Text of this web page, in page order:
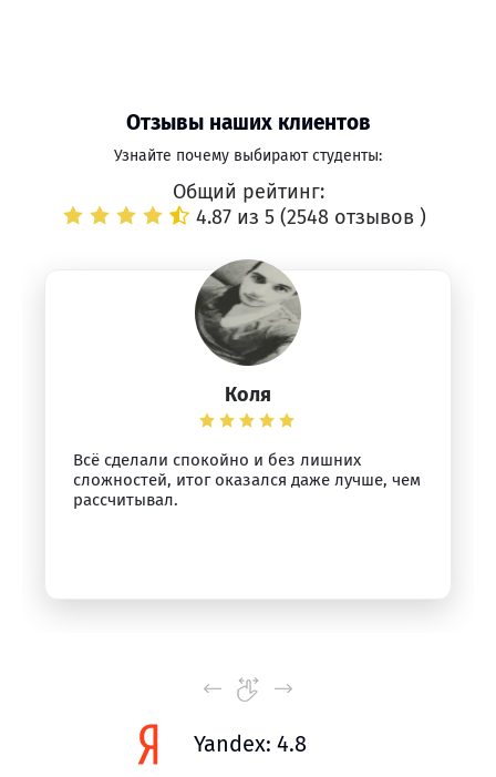
Отзывы наших клиентов
Узнайте почему выбирают студенты:
Общий рейтинг:
4.87 из 5 (2548 отзывов )
Коля
Всё сделали спокойно и без лишних
сложностей, итог оказался даже лучше, чем
рассчитывал.
Yandex: 4.8